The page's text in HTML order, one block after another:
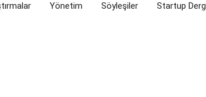
Yönetim Söyleşiler Startup